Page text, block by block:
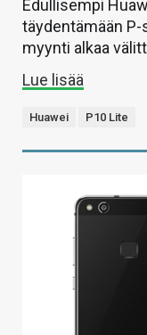
Edullisempi
täydentämään
myynti alkaa
Lue lisää
Huawei P10 Lite